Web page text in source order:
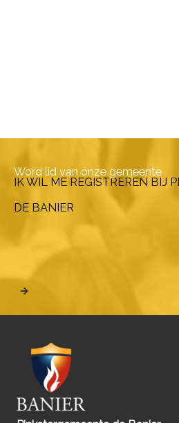
Word lid van onze gemeente
IK WIL ME REGISTREREN BIJ
DE BANIER